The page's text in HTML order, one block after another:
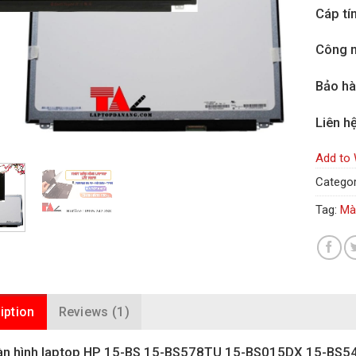
Cáp
Công
Bảo
Liên
Add to
Tag:
Reviews (1)
hình laptop HP 15-BS 15-BS578TU 15-BS015DX 15-